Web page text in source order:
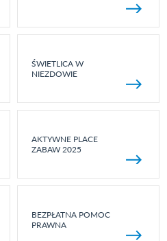
ŚWIETLICA W
NIEZDOWIE
AKTYWNE PLACE
ZABAW 2025
BEZPŁATNA POMOC
PRAWNA